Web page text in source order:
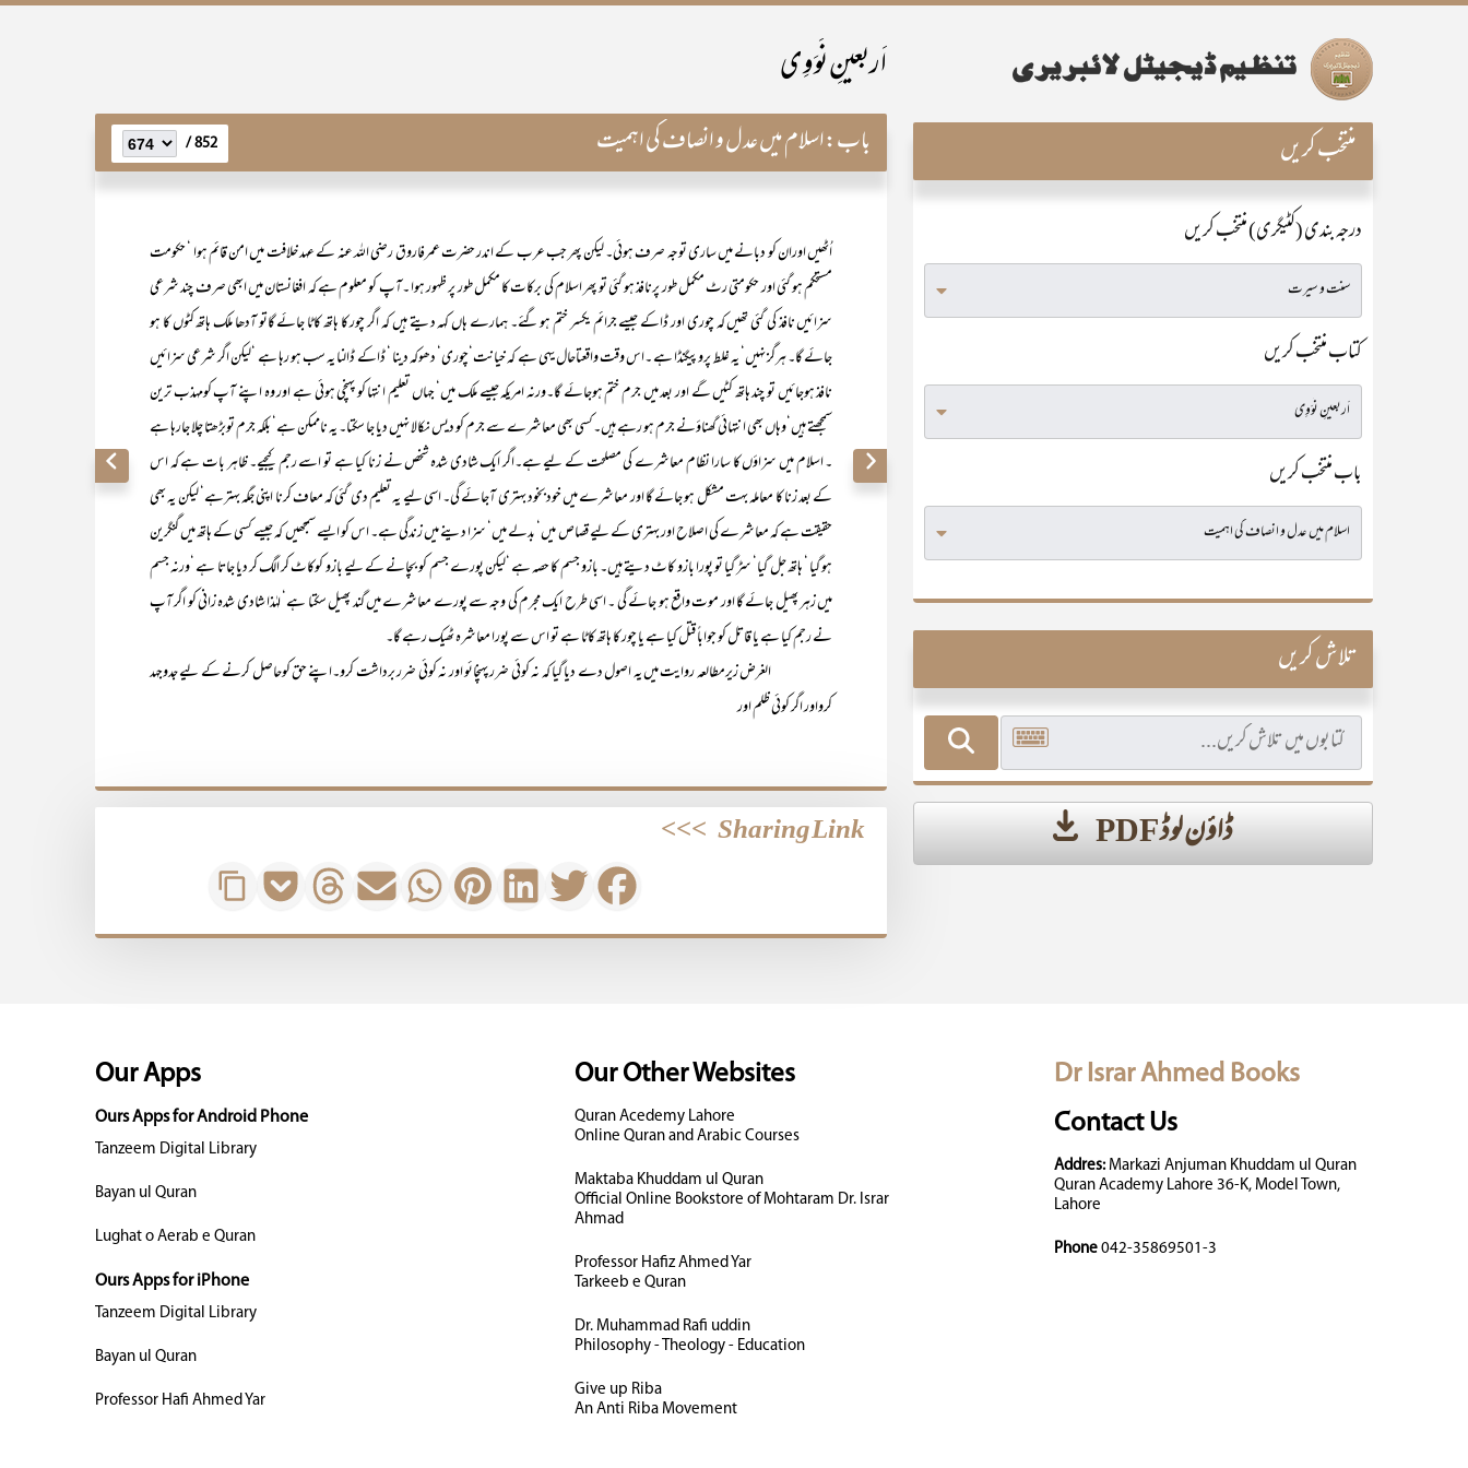
اَربعینِ نَوَوِی
باب:اسلام میں عدل و انصاف کی اہمیت 852 /
اُٹھیں اوران کو دبانے میں ساری توجہ صرف ہوئی۔ لیکن پھر جب عرب کے اندر حضرت عمرفاروق رضی اللہ عنہ کے عہد خلافت میں امن قائم ہوا ‘ حکومت
مستحکم ہو گئی اور حکومتی رٹ مکمل طور پرنافذ ہو گئی تو پھر اسلام کی برکات کا مکمل طور پر ظہور ہوا ۔آپ کو معلوم ہے کہ افغانستان میں ابھی صرف چند شرعی
سزائیں نافذ کی گئی تھیں کہ چوری اور ڈاکے جیسے جرائم یکسر ختم ہو گئے۔ ہمارے ہاں کہہ دیتے ہیں کہ اگر چور کا ہاتھ کاٹا جائے گاتو آدھا ملک ہاتھ کٹوں کا ہو
جائے گا۔ ہرگز نہیں‘ یہ غلط پروپیگنڈا ہے ۔اس وقت واقعتاحال یہی ہے کہ خیانت‘چوری‘ دھوکہ دینا ‘ ڈاکے ڈالنا یہ سب ہو رہا ہے ‘لیکن اگر شرعی سزائیں
نافذ ہوجائیں تو چند ہاتھ کٹیں گے اور بعد میں جرم ختم ہوجائے گا۔ورنہ امریکہ جیسے ملک میں‘ جہاں تعلیم انتہا کو پہنچی ہوئی ہے اور وہ اپنے آپ کومہذب ترین
سمجھتے ہیں‘وہاں بھی انتہائی گھناؤنے جرم ہو رہے ہیں۔کسی بھی معاشرے سے جرم کو دیس نکالا نہیں دیا جا سکتا۔ یہ ناممکن ہے‘ بلکہ جرم توبڑھتا چلا جارہا ہے
۔ اسلام میں سزاؤں کا سارا نظام معاشرے کی مصلحت کے لیے ہے۔اگر ایک شادی شدہ شخص نے زنا کیا ہے تو اسے رجم کیجیے۔ ظاہر بات ہے کہ اس
کے بعد زنا کا معاملہ بہت مشکل ہو جائے گا اور معاشرے میں خودبخود بہتری آجائے گی۔ اسی لیے یہ تعلیم دی گئی کہ معاف کرنا اپنی جگہ بہترہے‘ لیکن یہ بھی
حقیقت ہے کہ معاشرے کی اصلاح اور بہتری کے لیے قصاص میں‘ بدلے میں‘ سزا دینے میں زندگی ہے۔ اس کو ایسے سمجھیں کہ جیسے کسی کے ہاتھ میں گنگرین
ہو گیا ‘ ہاتھ جل گیا‘ سڑ گیا تو پورا بازو کاٹ دیتے ہیں۔ بازو جسم کا حصہ ہے ‘لیکن پورے جسم کو بچانے کے لیے بازو کوکاٹ کر الگ کر دیا جاتا ہے ‘ورنہ جسم
میں زہر پھیل جائے گا اور موت واقع ہو جائے گی ۔ اسی طرح ایک مجرم کی وجہ سے پورے معاشرے میں گند پھیل سکتا ہے‘ لہٰذا شادی شدہ زانی کو اگر آپ
نے رجم کیا ہے یا قاتل کو جواباً قتل کیا ہے یا چور کا ہاتھ کاٹا ہے تو اس سے پورا معاشرہ ٹھیک رہے گا۔
الغرض زیرمطالعہ روایت میں یہ اصول دے دیا گیا کہ نہ کوئی ضرر پہنچائو اور نہ کوئی ضرر برداشت کرو۔اپنے حق کوحاصل کرنے کے لیے جدوجہد
کرواور اگر کوئی ظلم اور
Sharing Link
>>>
منتخب کریں
درجہ بندی (کٹیگری) منتخب کریں
کتاب منتخب کریں
باب منتخب کریں
تلاش کریں
ڈاؤن لوڈ PDF
Dr Israr Ahmed Books
Contact Us
Addres:Markazi Anjuman Khuddam ul Quran
Quran Academy Lahore 36-K, Model Town,
Lahore
Phone 042-35869501-3
Our Other Websites
Quran Acedemy Lahore
Online Quran and Arabic Courses
Maktaba Khuddam ul Quran
Official Online Bookstore of Mohtaram Dr. Israr
Ahmad
Professor Hafiz Ahmed Yar
Tarkeeb e Quran
Dr. Muhammad Rafi uddin
Philosophy - Theology - Education
Give up Riba
An Anti Riba Movement
Our Apps
Ours Apps for Android Phone
Tanzeem Digital Library
Bayan ul Quran
Lughat o Aerab e Quran
Ours Apps for iPhone
Tanzeem Digital Library
Bayan ul Quran
Professor Hafi Ahmed Yar